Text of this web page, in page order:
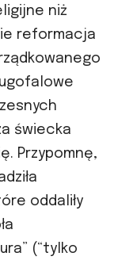
niż
reformacja
świecka
Przypomnę,
oddaliły
(“tylko